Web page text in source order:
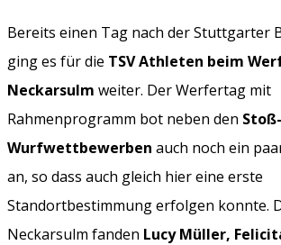
Bereits einen Tag nach der Stuttgarter
ging es für die TSV Athleten beim
Neckarsulm weiter. Der Werfertag mit
Rahmenprogramm bot neben den
Wurfwettbewerben auch noch ein
an, so dass auch gleich hier eine erste
Standortbestimmung erfolgen konnte.
Neckarsulm fanden Lucy Müller,